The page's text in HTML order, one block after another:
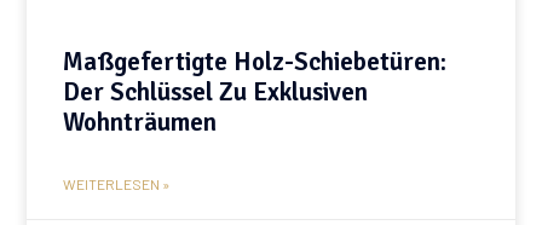
Maßgefertigte Holz-Schiebetüren:
Der Schlüssel Zu Exklusiven
Wohnträumen
WEITERLESEN »